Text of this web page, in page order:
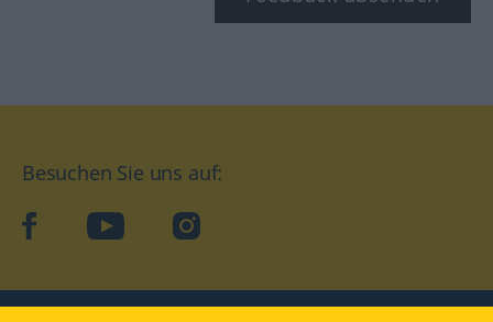
Besuchen Sie uns auf:
facebookYouTube Instagram